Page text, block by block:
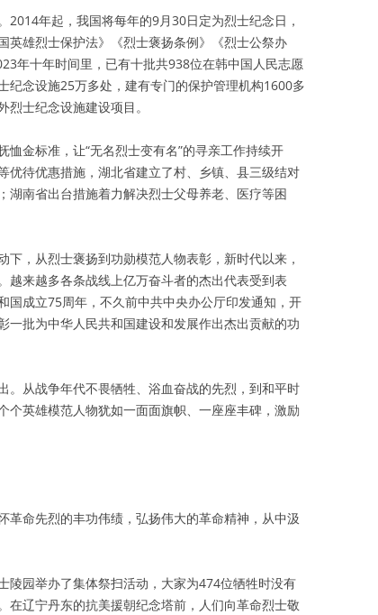
年起，我国将每年的9月30日定为烈士纪念日，
英雄烈士保护法》《烈士褒扬条例》《烈士公祭办
年十年时间里，已有十批共938位在韩中国人民志愿
纪念设施25万多处，建有专门的保护管理机构1600多
士纪念设施建设项目。
金标准，让“无名烈士变有名”的寻亲工作持续开
优待优惠措施，湖北省建立了村、乡镇、县三级结对
湖南省出台措施着力解决烈士父母养老、医疗等困
，从烈士褒扬到功勋模范人物表彰，新时代以来，
越来越多各条战线上亿万奋斗者的杰出代表受到表
国成立75周年，不久前中共中央办公厅印发通知，开
一批为中华人民共和国建设和发展作出杰出贡献的功
。从战争年代不畏牺牲、浴血奋战的先烈，到和平时
个英雄模范人物犹如一面面旗帜、一座座丰碑，激励
革命先烈的丰功伟绩，弘扬伟大的革命精神，从中汲
陵园举办了集体祭扫活动，大家为474位牺牲时没有
在辽宁丹东的抗美援朝纪念塔前，人们向革命烈士敬